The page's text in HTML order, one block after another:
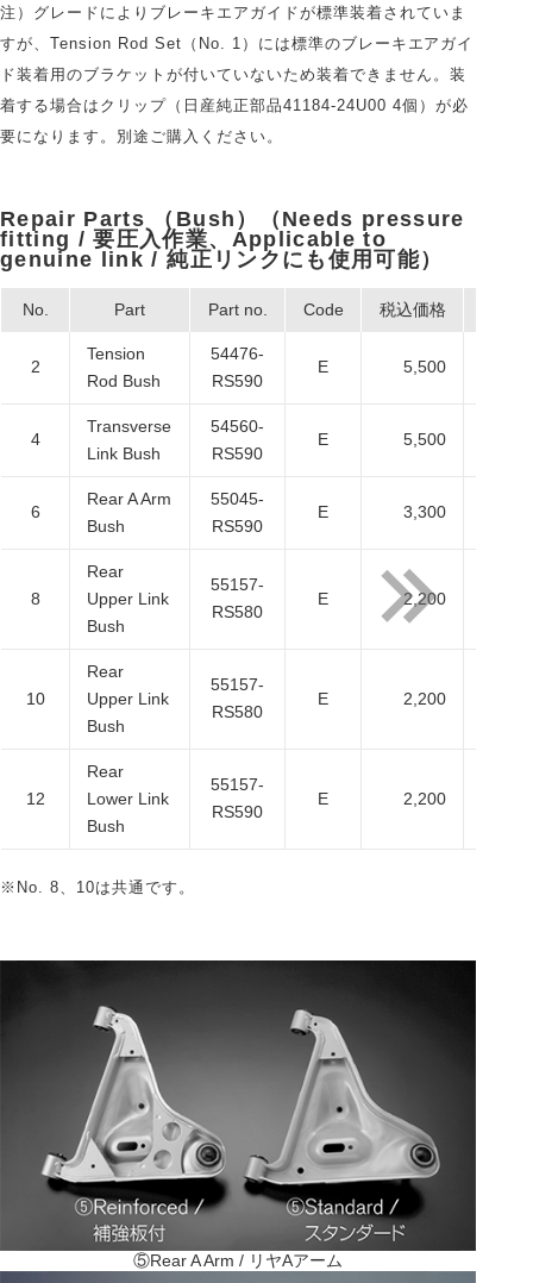
注）グレードによりブレーキエアガイドが標準装着されていま
すが、Tension Rod Set（No. 1）には標準のブレーキエアガイ
ド装着用のブラケットが付いていないため装着できません。装
着する場合はクリップ（日産純正部品41184-24U00 4個）が必
要になります。別途ご購入ください。
Repair Parts （Bush）（Needs pressure
fitting / 要圧入作業、Applicable to
genuine link / 純正リンクにも使用可能）
No. Part Part no. Code 税込価格
2
Tension
Rod Bush
54476-
RS590
E 5,500
4
Transverse
Link Bush
54560-
RS590
E 5,500
6
Rear A Arm
Bush
55045-
RS590
E 3,300
8
Rear
Upper Link
Bush
55157-
RS580
E 2,200
10
Rear
Upper Link
Bush
55157-
RS580
E 2,200
12
Rear
Lower Link
Bush
55157-
RS590
E 2,200
※No. 8、10は共通です。
⑤Rear A Arm / リヤAアーム